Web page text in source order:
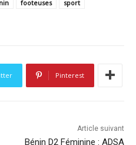
footeuses
sport
Pinterest
Article suivant
Bénin D2 Féminine : ADSA